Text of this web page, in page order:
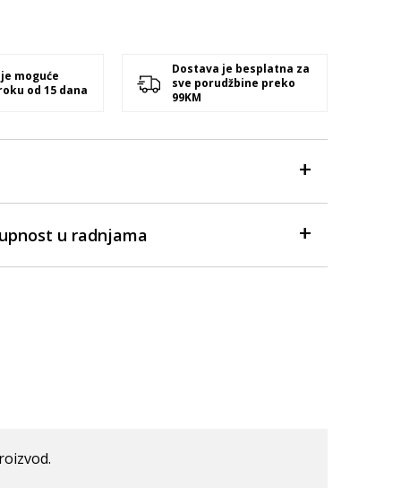
moguće
od 15 dana
Dostava je besplatna za
sve porudžbine preko
99KM
u radnjama